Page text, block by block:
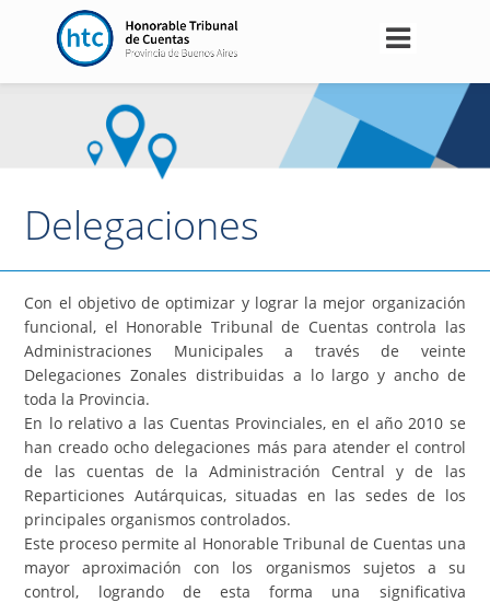
contenido
principal
INSTITUCIONAL
FUNCIONARIOS PÚBLICOS
CONTACTO
USO INTERNO
Delegaciones
Con el objetivo de optimizar y lograr la mejor organización
funcional, el Honorable Tribunal de Cuentas controla las
Administraciones Municipales a través de veinte
Delegaciones Zonales distribuidas a lo largo y ancho de
toda la Provincia.
En lo relativo a las Cuentas Provinciales, en el año 2010 se
han creado ocho delegaciones más para atender el control
de las cuentas de la Administración Central y de las
Reparticiones Autárquicas, situadas en las sedes de los
principales organismos controlados.
Este proceso permite al Honorable Tribunal de Cuentas una
mayor aproximación con los organismos sujetos a su
control, logrando de esta forma una significativa